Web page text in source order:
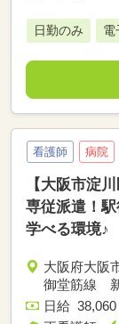
日勤のみ 電
看護師 病院
【大阪市淀
専従派遣！
学べる環境♪
大阪府大阪
御堂筋線
日給